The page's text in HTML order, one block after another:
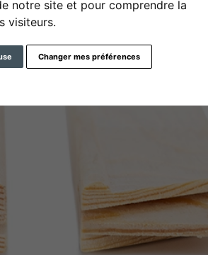
notre site et pour comprendre la
visiteurs.
Changer mes préférences